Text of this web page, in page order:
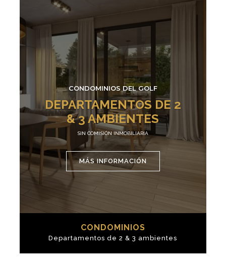
CONDOMINIOS DEL GOLF
DEPARTAMENTOS DE 2
& 3 AMBIENTES
SIN COMISIÓN INMOBILIARIA
MÁS INFORMACIÓN
CONDOMINIOS
Departamentos de 2 & 3 ambientes